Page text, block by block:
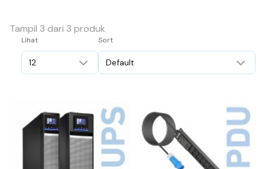
Tampil 3 dari 3 produk
Lihat Sort